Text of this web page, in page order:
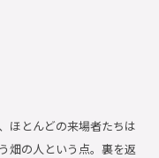
ほとんどの来場者たちは
畑の人という点。裏を返